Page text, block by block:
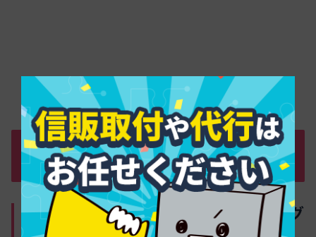
どうしても即日で現金が必要な方へ｜最
短でお金を借りるルート
即日融資を目指すための申込タイミング
戦略と書類準備のポイント